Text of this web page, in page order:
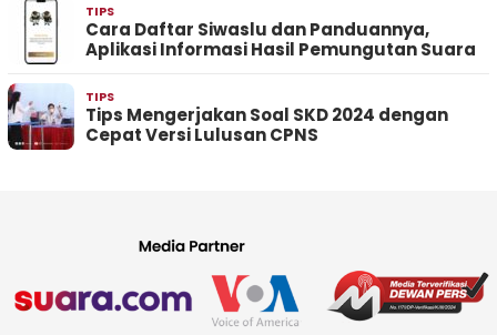
TIPS
Cara Daftar Siwaslu dan Panduannya,
Aplikasi Informasi Hasil Pemungutan Suara
TIPS
Tips Mengerjakan Soal SKD 2024 dengan
Cepat Versi Lulusan CPNS